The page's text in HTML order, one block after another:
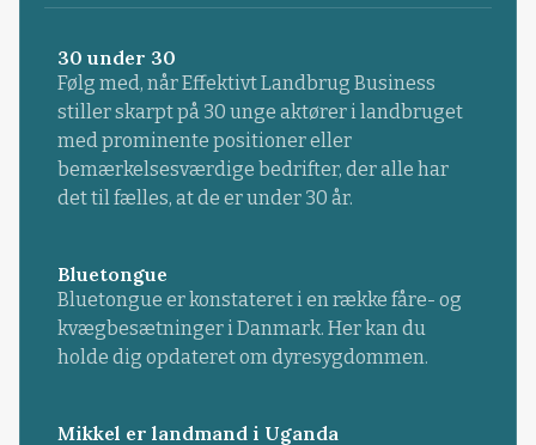
30 under 30
Følg med, når Effektivt Landbrug Business
stiller skarpt på 30 unge aktører i landbruget
med prominente positioner eller
bemærkelsesværdige bedrifter, der alle har
det til fælles, at de er under 30 år.
Bluetongue
Bluetongue er konstateret i en række fåre- og
kvægbesætninger i Danmark. Her kan du
holde dig opdateret om dyresygdommen.
Mikkel er landmand i Uganda